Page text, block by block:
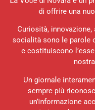
di offrire una
Curiosità,
socialità sono le parole
e costituiscono
Un giornale
sempre più
un’informazione